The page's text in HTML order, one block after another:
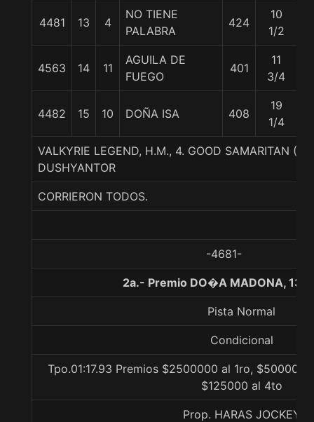
4481 13 4
NO TIENE
PALABRA
424
10
1/2
4563 14 11
AGUILA DE
FUEGO
401
11
3/4
4482 15 10 DOÑA ISA 408
19
1/4
VALKYRIE LEGEND, H.M., 4. GOOD SAMARITAN
DUSHYANTOR
CORRIERON TODOS.
-4681-
2a.- Premio DO�A MADONA,
Pista Normal
Condicional
Tpo.01:17.93 Premios $2500000 al 1ro,
$125000 al 4to
Prop. HARAS JOCKEY